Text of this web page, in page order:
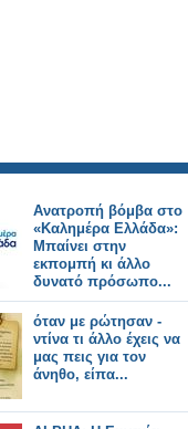
Ανατροπή βόμβα στο
«Καλημέρα Ελλάδα»:
Μπαίνει στην
εκπομπή κι άλλο
δυνατό πρόσωπο...
όταν με ρώτησαν -
ντίνα τι άλλο έχεις να
μας πεις για τον
άνηθο, είπα...